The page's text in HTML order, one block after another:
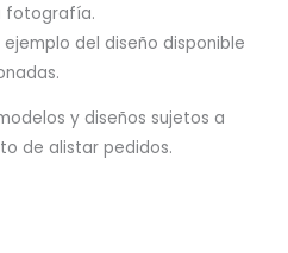
fotografía.
del diseño disponible
y diseños sujetos a
de alistar pedidos.